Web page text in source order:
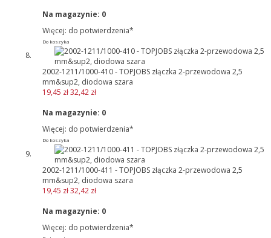
Na magazynie: 0
Więcej: do potwierdzenia*
Do koszyka
2002-1211/1000-410 - TOPJOBS złączka 2-przewodowa 2,5
mm&sup2, diodowa szara
19,45 zł32,42 zł
Na magazynie: 0
Więcej: do potwierdzenia*
Do koszyka
2002-1211/1000-411 - TOPJOBS złączka 2-przewodowa 2,5
mm&sup2, diodowa szara
19,45 zł32,42 zł
Na magazynie: 0
Więcej: do potwierdzenia*